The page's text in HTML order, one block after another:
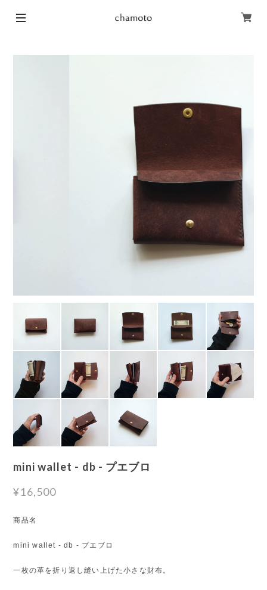
mini wallet - db - プエブロ
¥16,500
商品名
mini wallet - db - プエブロ
一枚の革を折り返し縫い上げた小さな財布。